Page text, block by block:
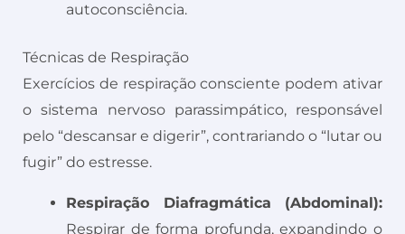
autoconsciência.
Técnicas de Respiração
Exercícios de respiração consciente podem ativar
o sistema nervoso parassimpático, responsável
pelo “descansar e digerir”, contrariando o “lutar ou
fugir” do estresse.
Respiração Diafragmática (Abdominal):
Respirar de forma profunda, expandindo o